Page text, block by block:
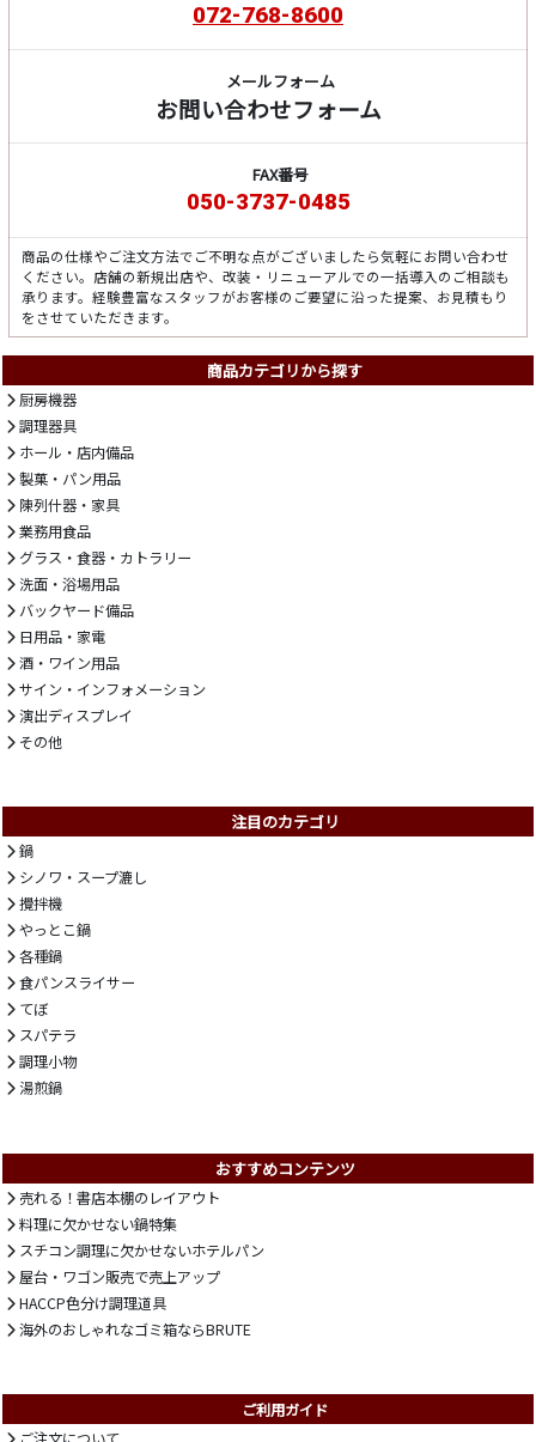
072-768-8600
メールフォーム
お問い合わせフォーム
FAX番号
050-3737-0485
商品の仕様やご注文方法でご不明な点がございましたら気軽にお問い合わせ
ください。店舗の新規出店や、改装・リニューアルでの一括導入のご相談も
承ります。経験豊富なスタッフがお客様のご要望に沿った提案、お見積もり
をさせていただきます。
商品カテゴリから探す
厨房機器
調理器具
ホール・店内備品
製菓・パン用品
陳列什器・家具
業務用食品
グラス・食器・カトラリー
洗面・浴場用品
バックヤード備品
日用品・家電
酒・ワイン用品
サイン・インフォメーション
演出ディスプレイ
その他
注目のカテゴリ
鍋
シノワ・スープ漉し
攪拌機
やっとこ鍋
各種鍋
食パンスライサー
てぼ
スパテラ
調理小物
湯煎鍋
おすすめコンテンツ
売れる！書店本棚のレイアウト
料理に欠かせない鍋特集
スチコン調理に欠かせないホテルパン
屋台・ワゴン販売で売上アップ
HACCP色分け調理道具
海外のおしゃれなゴミ箱ならBRUTE
ご利用ガイド